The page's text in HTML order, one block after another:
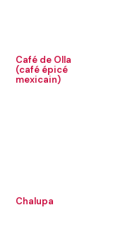
Café de Olla
(café épicé
mexicain)
Chalupa